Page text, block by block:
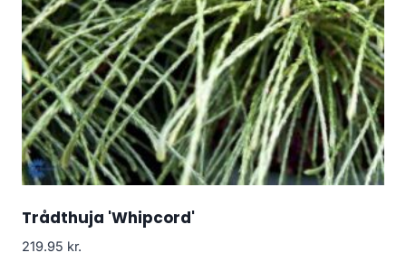
Trådthuja 'Whipcord'
219.95 kr.